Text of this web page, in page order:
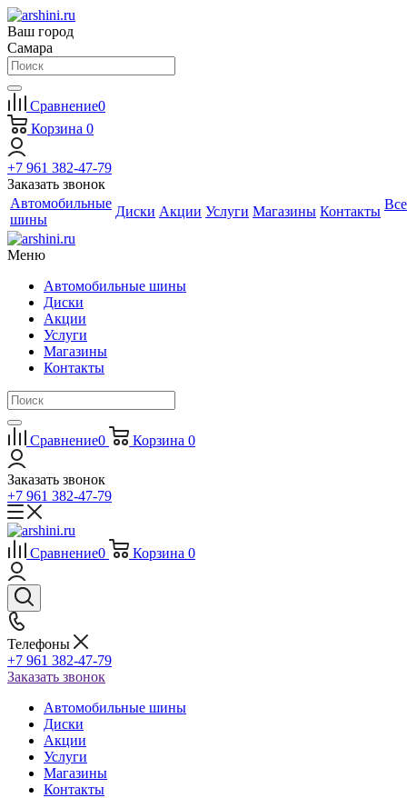
Ваш город
Самара
Сравнение0
Корзина 0
+7 961 382-47-79
Заказать звонок
Автомобильные
шины
Диски Акции Услуги Магазины Контакты Все
Меню
Автомобильные шины
Диски
Акции
Услуги
Магазины
Контакты
Сравнение0 Корзина 0
Заказать звонок
+7 961 382-47-79
Сравнение0 Корзина 0
Телефоны
+7 961 382-47-79
Заказать звонок
Автомобильные шины
Диски
Акции
Услуги
Магазины
Контакты